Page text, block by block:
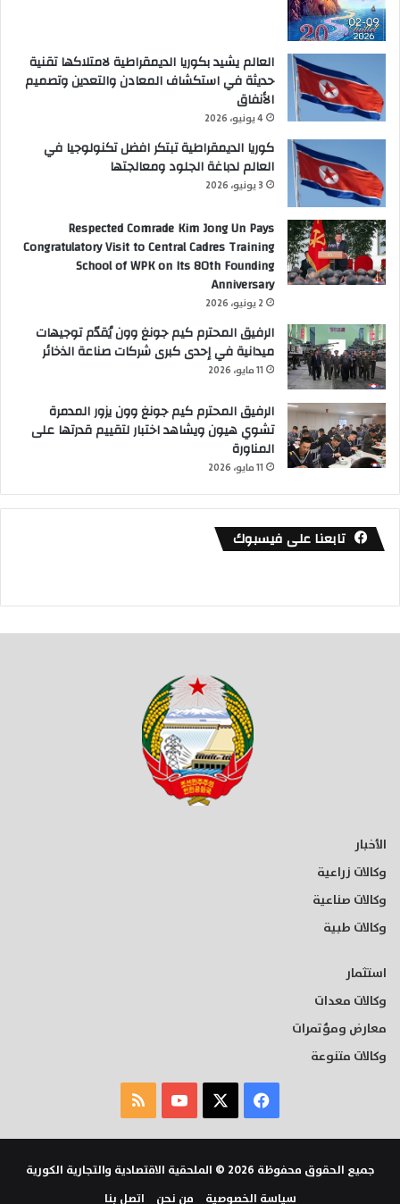
العالم يشيد بكوريا الديمقراطية لامتلاكها تقنية
حديثة في استكشاف المعادن والتعدين وتصميم
الأنفاق
4 يونيو، 2026
كوريا الديمقراطية تبتكر افضل تكنولوجيا في
العالم لدباغة الجلود ومعالجتها
3 يونيو، 2026
Respected Comrade Kim Jong Un Pays
Congratulatory Visit to Central Cadres Training
School of WPK on Its 80th Founding
Anniversary
2 يونيو، 2026
الرفيق المحترم كيم جونغ وون يُقدّم توجيهات
ميدانية في إحدى كبرى شركات صناعة الذخائر
11 مايو، 2026
الرفيق المحترم كيم جونغ وون يزور المدمرة
تشوي هيون ويشاهد اختبار لتقييم قدرتها على
المناورة
11 مايو، 2026
تابعنا على فيسبوك
الأخبار
وكالات زراعية
وكالات صناعية
وكالات طبية
استثمار
وكالات معدات
معارض ومؤتمرات
وكالات متنوعة
فيسبوك ‫YouTubeملخص
الموقع
RSS
جميع الحقوق محفوظة 2026 © الملحقية الاقتصادية والتجارية الكورية
سياسة الخصوصية
من نحن اتصل بنا